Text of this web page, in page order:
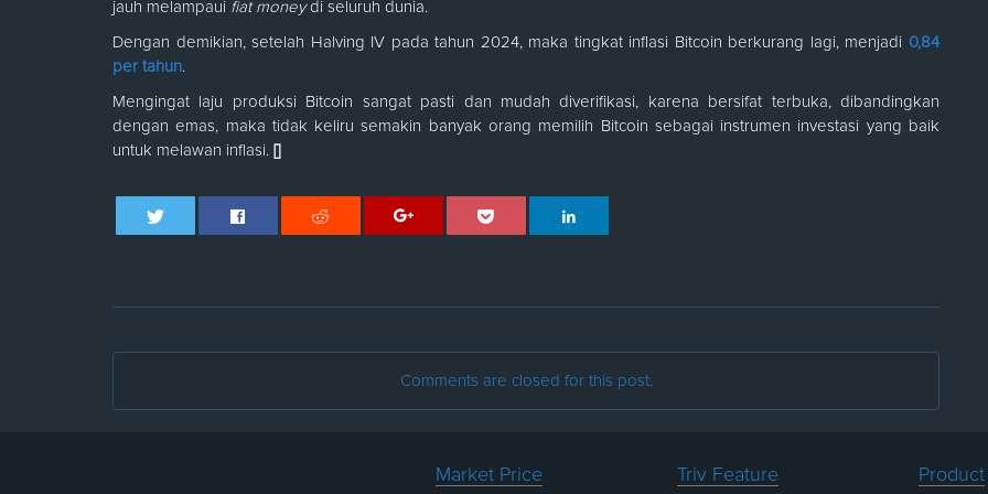
jauh melampaui fiat moneydi seluruh dunia.
Dengan demikian, setelah Halving IV pada tahun 2024, maka tingkat inflasi Bitcoin berkurang lagi, menjadi 0,84
per tahun.
Mengingat laju produksi Bitcoin sangat pasti dan mudah diverifikasi, karena bersifat terbuka, dibandingkan
dengan emas, maka tidak keliru semakin banyak orang memilih Bitcoin sebagai instrumen investasi yang baik
untuk melawan inflasi. []
Comments are closed for this post.
Market Price Triv Feature Product